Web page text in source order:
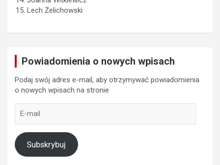
Lech Żelichowski
Powiadomienia o nowych wpisach
Podaj swój adres e-mail, aby otrzymywać powiadomienia
o nowych wpisach na stronie
mail
Subskrybuj